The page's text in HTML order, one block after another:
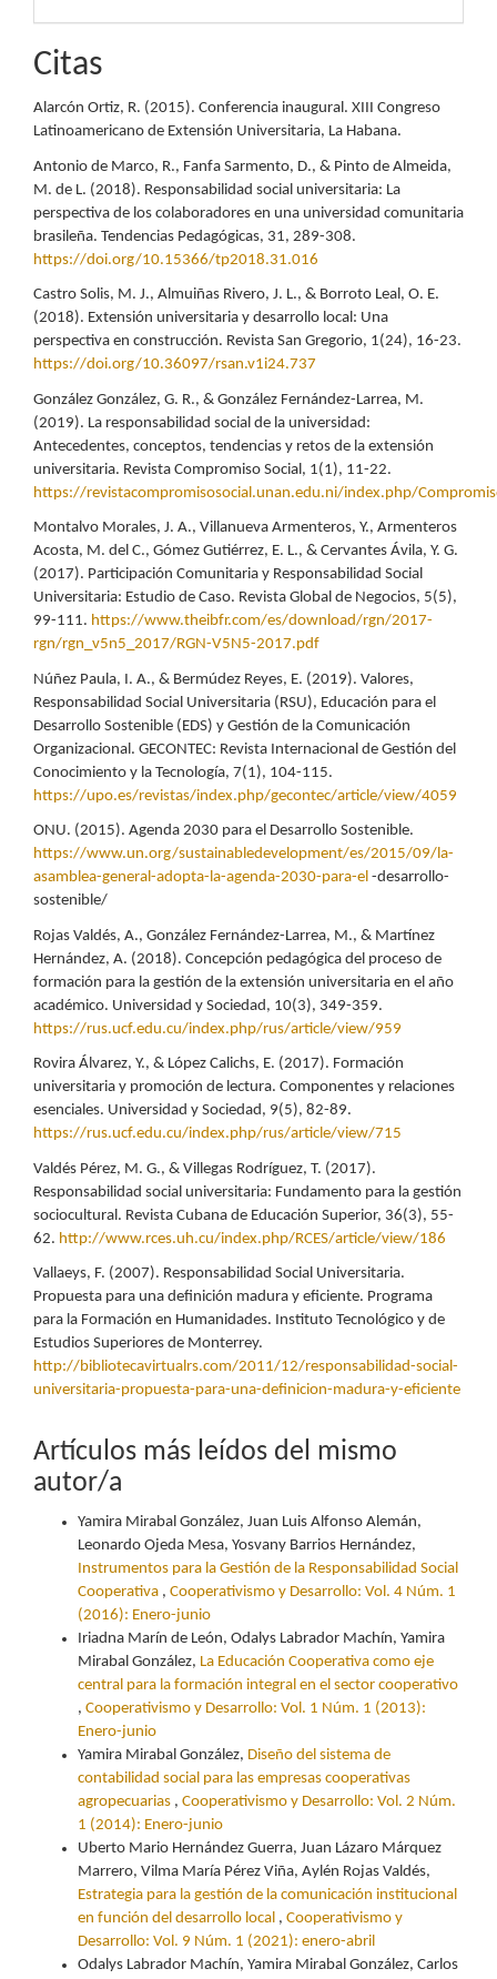
Citas
Alarcón Ortiz, R. (2015). Conferencia inaugural. XIII Congreso
Latinoamericano de Extensión Universitaria, La Habana.
Antonio de Marco, R., Fanfa Sarmento, D., & Pinto de Almeida,
M. de L. (2018). Responsabilidad social universitaria: La
perspectiva de los colaboradores en una universidad comunitaria
brasileña. Tendencias Pedagógicas, 31, 289-308.
https://doi.org/10.15366/tp2018.31.016
Castro Solis, M. J., Almuiñas Rivero, J. L., & Borroto Leal, O. E.
(2018). Extensión universitaria y desarrollo local: Una
perspectiva en construcción. Revista San Gregorio, 1(24), 16-23.
https://doi.org/10.36097/rsan.v1i24.737
González González, G. R., & González Fernández-Larrea, M.
(2019). La responsabilidad social de la universidad:
Antecedentes, conceptos, tendencias y retos de la extensión
universitaria. Revista Compromiso Social, 1(1), 11-22.
https://revistacompromisosocial.unan.edu.ni/index.php/
Montalvo Morales, J. A., Villanueva Armenteros, Y., Armenteros
Acosta, M. del C., Gómez Gutiérrez, E. L., & Cervantes Ávila, Y. G.
(2017). Participación Comunitaria y Responsabilidad Social
Universitaria: Estudio de Caso. Revista Global de Negocios, 5(5),
99-111. https://www.theibfr.com/es/download/rgn/2017-
rgn/rgn_v5n5_2017/RGN-V5N5-2017.pdf
Núñez Paula, I. A., & Bermúdez Reyes, E. (2019). Valores,
Responsabilidad Social Universitaria (RSU), Educación para el
Desarrollo Sostenible (EDS) y Gestión de la Comunicación
Organizacional. GECONTEC: Revista Internacional de Gestión del
Conocimiento y la Tecnología, 7(1), 104-115.
https://upo.es/revistas/index.php/gecontec/article/view/4059
ONU. (2015). Agenda 2030 para el Desarrollo Sostenible.
https://www.un.org/sustainabledevelopment/es/2015/09/la-
asamblea-general-adopta-la-agenda-2030-para-el -desarrollo-
sostenible/
Rojas Valdés, A., González Fernández-Larrea, M., & Martínez
Hernández, A. (2018). Concepción pedagógica del proceso de
formación para la gestión de la extensión universitaria en el año
académico. Universidad y Sociedad, 10(3), 349-359.
https://rus.ucf.edu.cu/index.php/rus/article/view/959
Rovira Álvarez, Y., & López Calichs, E. (2017). Formación
universitaria y promoción de lectura. Componentes y relaciones
esenciales. Universidad y Sociedad, 9(5), 82-89.
https://rus.ucf.edu.cu/index.php/rus/article/view/715
Valdés Pérez, M. G., & Villegas Rodríguez, T. (2017).
Responsabilidad social universitaria: Fundamento para la gestión
sociocultural. Revista Cubana de Educación Superior, 36(3), 55-
62. http://www.rces.uh.cu/index.php/RCES/article/view/186
Vallaeys, F. (2007). Responsabilidad Social Universitaria.
Propuesta para una definición madura y eficiente. Programa
para la Formación en Humanidades. Instituto Tecnológico y de
Estudios Superiores de Monterrey.
http://bibliotecavirtualrs.com/2011/12/responsabilidad-social-
universitaria-propuesta-para-una-definicion-madura-y-eficiente
Artículos más leídos del mismo
autor/a
Yamira Mirabal González, Juan Luis Alfonso Alemán,
Leonardo Ojeda Mesa, Yosvany Barrios Hernández,
Instrumentos para la Gestión de la Responsabilidad Social
Cooperativa , Cooperativismo y Desarrollo: Vol. 4 Núm. 1
(2016): Enero-junio
Iriadna Marín de León, Odalys Labrador Machín, Yamira
Mirabal González, La Educación Cooperativa como eje
central para la formación integral en el sector cooperativo
, Cooperativismo y Desarrollo: Vol. 1 Núm. 1 (2013):
Enero-junio
Yamira Mirabal González, Diseño del sistema de
contabilidad social para las empresas cooperativas
agropecuarias , Cooperativismo y Desarrollo: Vol. 2 Núm.
1 (2014): Enero-junio
Uberto Mario Hernández Guerra, Juan Lázaro Márquez
Marrero, Vilma María Pérez Viña, Aylén Rojas Valdés,
Estrategia para la gestión de la comunicación institucional
en función del desarrollo local , Cooperativismo y
Desarrollo: Vol. 9 Núm. 1 (2021): enero-abril
Odalys Labrador Machín, Yamira Mirabal González, Carlos